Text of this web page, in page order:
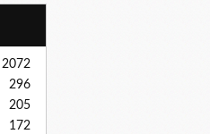
2072
296
205
172